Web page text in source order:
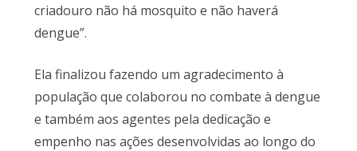
criadouro não há mosquito e não haverá
dengue”.
Ela finalizou fazendo um agradecimento à
população que colaborou no combate à dengue
e também aos agentes pela dedicação e
empenho nas ações desenvolvidas ao longo do